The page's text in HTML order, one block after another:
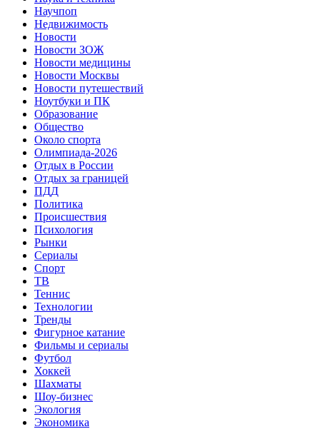
Научпоп
Недвижимость
Новости
Новости ЗОЖ
Новости медицины
Новости Москвы
Новости путешествий
Ноутбуки и ПК
Образование
Общество
Около спорта
Олимпиада-2026
Отдых в России
Отдых за границей
ПДД
Политика
Происшествия
Психология
Рынки
Сериалы
Спорт
ТВ
Теннис
Технологии
Тренды
Фигурное катание
Фильмы и сериалы
Футбол
Хоккей
Шахматы
Шоу-бизнес
Экология
Экономика